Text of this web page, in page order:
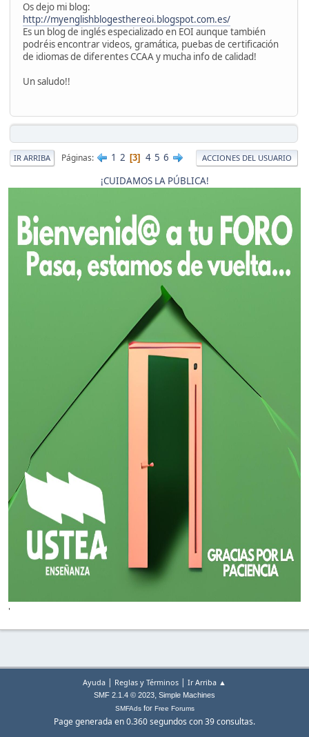
Os dejo mi blog:
http://myenglishblogesthereoi.blogspot.com.es/
Es un blog de inglés especializado en EOI aunque también
podréis encontrar videos, gramática, puebas de certificación
de idiomas de diferentes CCAA y mucha info de calidad!
Un saludo!!
IR ARRIBA Páginas 1 2 3 4 5 6 ACCIONES DEL USUARIO
¡CUIDAMOS LA PÚBLICA!
'
Ayuda | Reglas y Términos | Ir Arriba ▲
SMF 2.1.4 © 2023, Simple Machines
SMFAdsfor Free Forums
Page generada en 0.360 segundos con 39 consultas.